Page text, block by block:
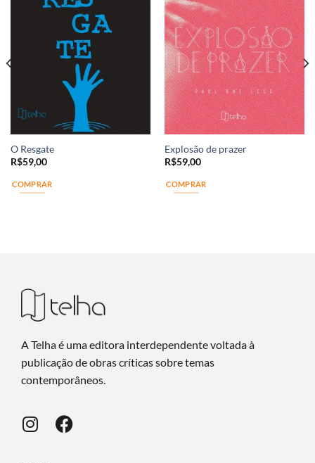
O Resgate
R$59,00
COMPRAR
Explosão de prazer
R$59,00
COMPRAR
A Telha é uma editora interdependente voltada à
publicação de obras críticas sobre temas
contemporâneos.